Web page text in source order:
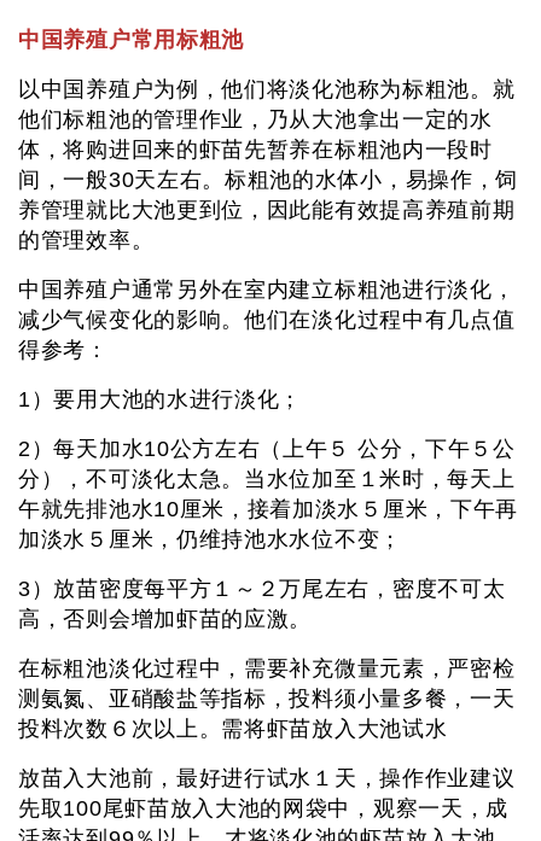
中国养殖户常用标粗池
以中国养殖户为例，他们将淡化池称为标粗池。就
他们标粗池的管理作业，乃从大池拿出一定的水
体，将购进回来的虾苗先暂养在标粗池内一段时
间，一般30天左右。标粗池的水体小，易操作，饲
养管理就比大池更到位，因此能有效提高养殖前期
的管理效率。
中国养殖户通常另外在室内建立标粗池进行淡化，
减少气候变化的影响。他们在淡化过程中有几点值
得参考：
1）要用大池的水进行淡化；
2）每天加水10公方左右（上午５ 公分，下午５公
分），不可淡化太急。当水位加至１米时，每天上
午就先排池水10厘米，接着加淡水５厘米，下午再
加淡水５厘米，仍维持池水水位不变；
3）放苗密度每平方１～２万尾左右，密度不可太
高，否则会增加虾苗的应激。
在标粗池淡化过程中，需要补充微量元素，严密检
测氨氮、亚硝酸盐等指标，投料须小量多餐，一天
投料次数６次以上。需将虾苗放入大池试水
放苗入大池前，最好进行试水１天，操作作业建议
先取100尾虾苗放入大池的网袋中，观察一天，成